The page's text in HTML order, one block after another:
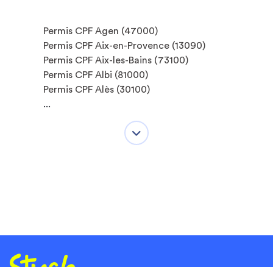
Permis CPF Agen (47000)
Permis CPF Aix-en-Provence (13090)
Permis CPF Aix-les-Bains (73100)
Permis CPF Albi (81000)
Permis CPF Alès (30100)
...